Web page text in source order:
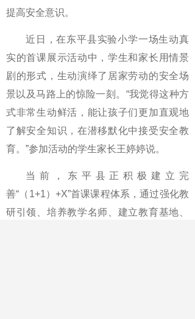
提高安全意识。
近日，在东平县实验小学一场生动真
实的首课展示活动中，学生和家长用情景
剧的形式，生动演绎了居家劳动的安全场
景以及马路上的惊险一刻。“我觉得这种方
式非常生动鲜活，能让孩子们更加直观地
了解安全知识，在潜移默化中接受安全教
育。”参加活动的学生家长王婷婷说。
当前，东平县正积极建立完
善“（1+1）+X”首课课程体系，通过强化教
研引领、培养教学名师、建立教育基地、